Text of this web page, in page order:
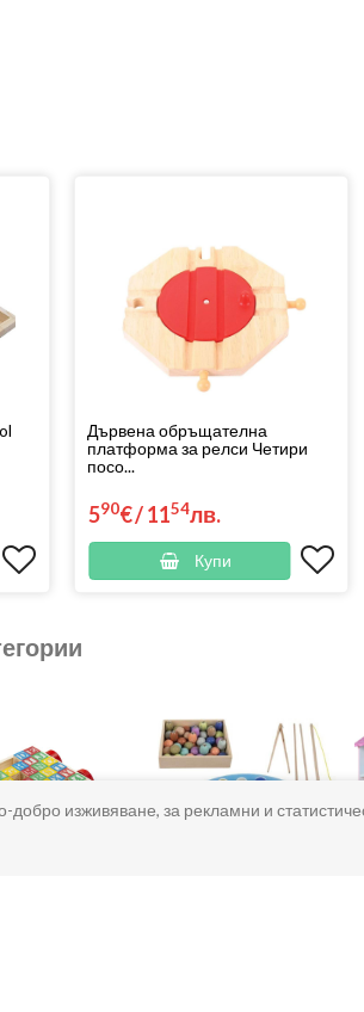
Дървена обръщателна
платформа за релси Четири
посо...
590€/1154лв.
Купи
добро изживяване, за рекламни и